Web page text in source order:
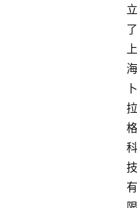
立
了
上
海
卜
拉
格
科
技
有